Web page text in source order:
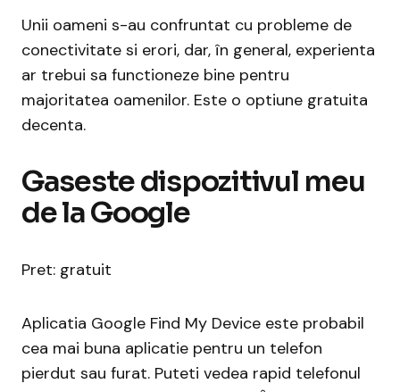
Unii oameni s-au confruntat cu probleme de
conectivitate si erori, dar, în general, experienta
ar trebui sa functioneze bine pentru
majoritatea oamenilor. Este o optiune gratuita
decenta.
Gaseste dispozitivul meu
de la Google
Pret: gratuit
Aplicatia Google Find My Device este probabil
cea mai buna aplicatie pentru un telefon
pierdut sau furat. Puteti vedea rapid telefonul